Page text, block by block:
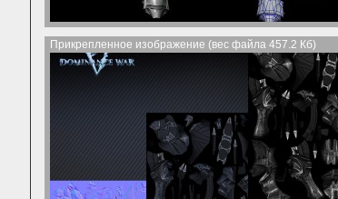
Прикрепленное изображение (вес файла 457.2 Кб)